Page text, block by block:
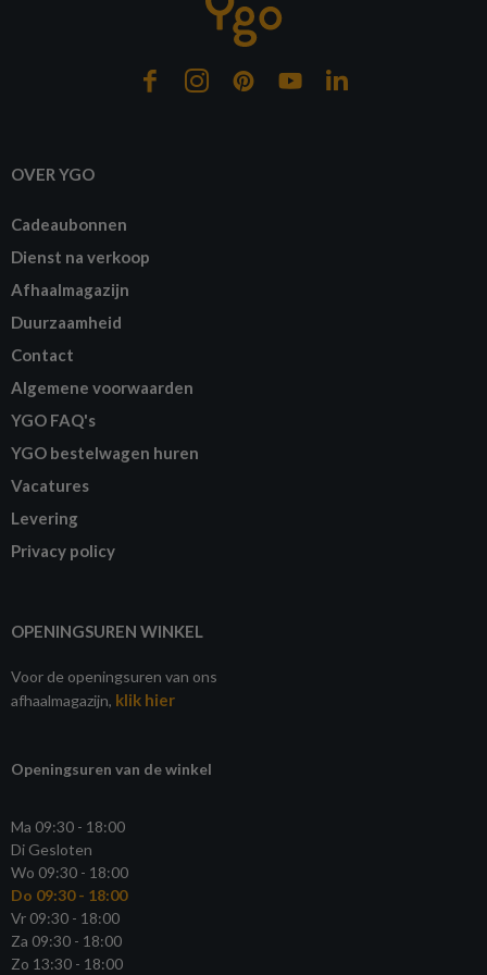
OVER YGO
Cadeaubonnen
Dienst na verkoop
Afhaalmagazijn
Duurzaamheid
Contact
Algemene voorwaarden
YGO FAQ's
YGO bestelwagen huren
Vacatures
Levering
Privacy policy
OPENINGSUREN WINKEL
Voor de openingsuren van ons
afhaalmagazijn, klik hier
Openingsuren van de winkel
Ma 09:30 - 18:00
Di Gesloten
Wo 09:30 - 18:00
Do 09:30 - 18:00
Vr 09:30 - 18:00
Za 09:30 - 18:00
Zo 13:30 - 18:00